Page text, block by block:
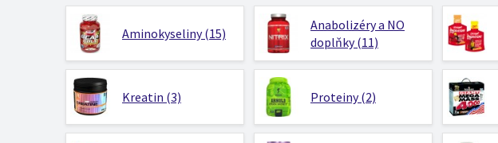
Aminokyseliny (15)
Anabolizéry a NO
doplňky (11)
Kreatin (3) Proteiny (2)